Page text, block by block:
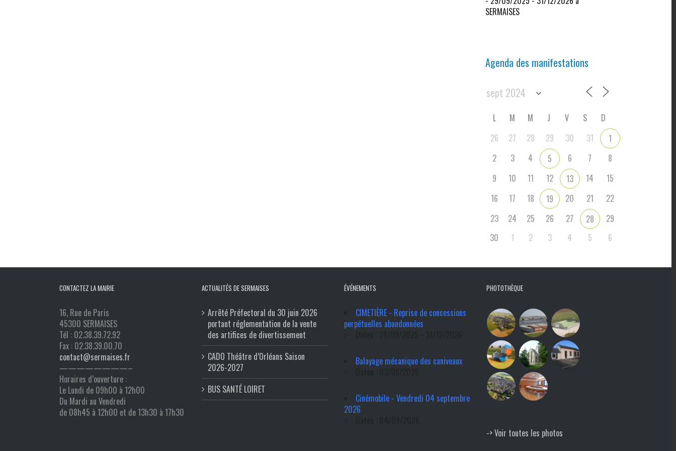
SERMAISES
Agenda des manifestations
L M M J V S
D
26
27 28 29 30 31
1
2
3 4 5 6 7
8
9
10 11 12 13 14
15
16
17 18 19 20 21
22
23
24 25 26 27 28
29
30
1 2 3 4 5 6
CONTACTEZ LA MAIRIE
16, Rue de Paris
45300 SERMAISES
Tél : 02.38.39.72.92
Fax : 02.38.39.00.70
contact@sermaises.fr
————————–
Horaires d’ouverture :
Le Lundi de 09h00 à 12h00
Du Mardi au Vendredi
de 08h45 à 12h00 et de 13h30 à 17h30
ACTUALITÉS DE SERMAISES
Arrêté Préfectoral du 30 juin 2026
portant réglementation de la vente
des artifices de divertissement
CADO Théâtre d’Orléans Saison
2026-2027
BUS SANTÉ LOIRET
ÉVÉNEMENTS
CIMETIÈRE - Reprise de concessions
perpétuelles abandonnées
Balayage mécanique des caniveaux
Cinémobile - Vendredi 04 septembre
2026
PHOTOTHÈQUE
-> Voir toutes les photos